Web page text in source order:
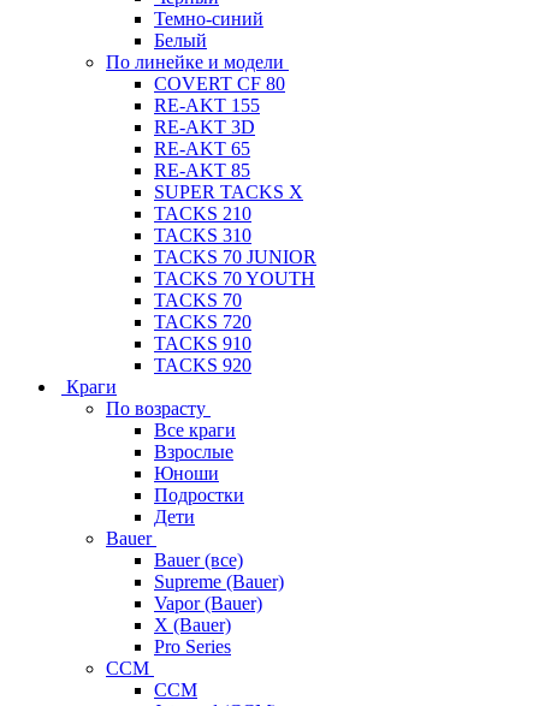
Темно-синий
Белый
По линейке и модели
COVERT CF 80
RE-AKT 155
RE-AKT 3D
RE-AKT 65
RE-AKT 85
SUPER TACKS X
TACKS 210
TACKS 310
TACKS 70 JUNIOR
TACKS 70 YOUTH
TACKS 70
TACKS 720
TACKS 910
TACKS 920
Краги
По возрасту
Все краги
Взрослые
Юноши
Подростки
Дети
Bauer
Bauer (все)
Supreme (Bauer)
Vapor (Bauer)
X (Bauer)
Pro Series
CCM
CCM